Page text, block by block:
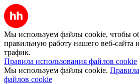
Мы используем файлы cookie, чтобы
правильную работу нашего веб-сайта
трафик.
Правила использования файлов cookie
Мы используем файлы cookie.
файлов cookie